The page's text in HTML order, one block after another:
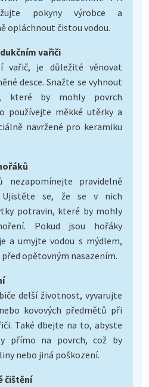
pokyny výrobce a
opláchnout čistou vodou.
vařiči
vařič, je důležité věnovat
desce. Snažte se vyhnout
které by mohly povrch
používejte měkké utěrky a
navržené pro keramiku
nezapomínejte pravidelně
Ujistěte se, že se v nich
potravin, které by mohly
Pokud jsou hořáky
a umyjte vodou s mýdlem,
opětovným nasazením.
delší životnost, vyvarujte
kovových předmětů při
Také dbejte na to, abyste
přímo na povrch, což by
nebo jiná poškození.
čištění